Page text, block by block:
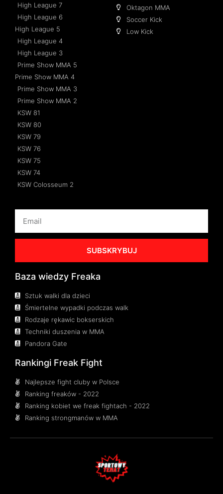
High League 7
High League 6
High League 5
High League 4
High League 3
Prime Show MMA 5
Prime Show MMA 4
Prime Show MMA 3
Prime Show MMA 2
KSW 81
KSW 80
KSW 79
KSW 76
KSW 75
KSW 74
KSW Colosseum 2
Oktagon MMA
Soccer Kick
Low Kick
SUBSKRYBUJ
Baza wiedzy Freaka
Sztuk walki dla dzieci
Śmiertelne wypadki podczas walk
Rodzaje rękawic bokserskich
Techniki duszenia w MMA
Pandora Gate
Rankingi Freak Fight
Najlepsze fight cluby w Polsce
Ranking freaków - 2022
Ranking kobiet we freak fightach - 2022
Ranking strongmanów w MMA